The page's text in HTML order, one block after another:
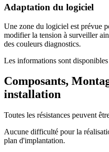
Adaptation du logiciel
Une zone du logiciel est prévue
modifier la tension à surveiller
des couleurs diagnostics.
Les informations sont disponibles
Composants,
installation
Toutes les résistances peuvent
Aucune difficulté pour la
plan d'implantation.